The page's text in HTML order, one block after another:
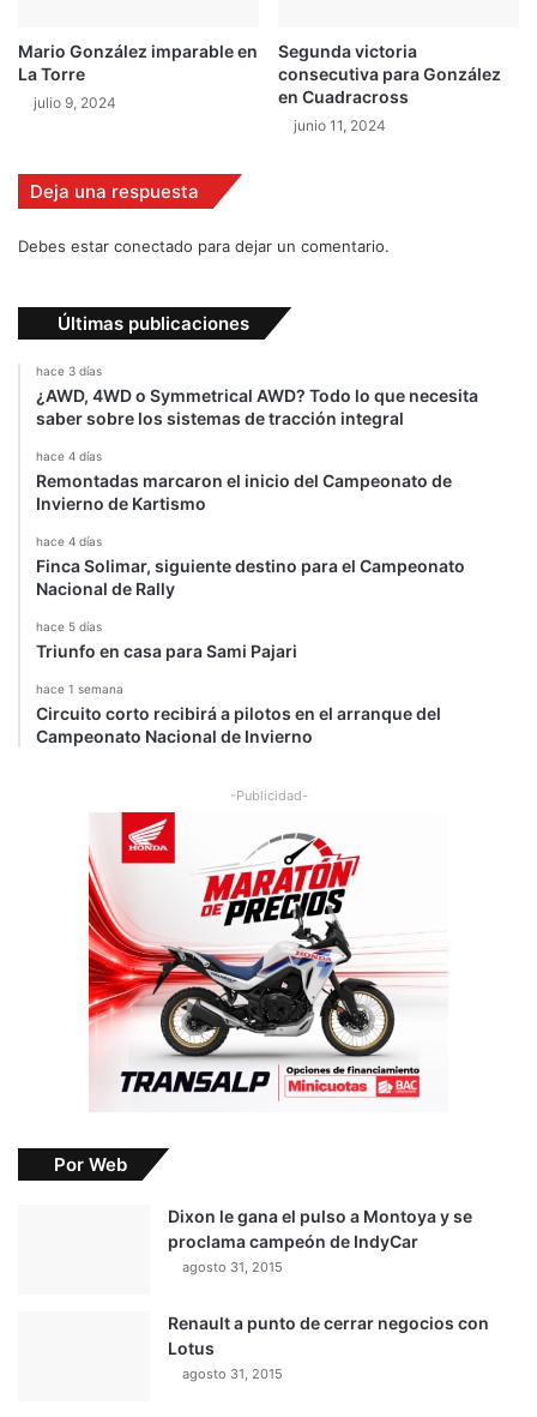
e
c
l
a
d
a
d
Mario González imparable en
La Torre
julio 9, 2024
Segunda victoria
consecutiva para González
en Cuadracross
junio 11, 2024
Deja una respuesta
Debes estar conectado para dejar un comentario.
Últimas publicaciones
hace 3 días
¿AWD, 4WD o Symmetrical AWD? Todo lo que necesita
saber sobre los sistemas de tracción integral
hace 4 días
Remontadas marcaron el inicio del Campeonato de
Invierno de Kartismo
hace 4 días
Finca Solimar, siguiente destino para el Campeonato
Nacional de Rally
hace 5 días
Triunfo en casa para Sami Pajari
hace 1 semana
Circuito corto recibirá a pilotos en el arranque del
Campeonato Nacional de Invierno
-Publicidad-
Por Web
Dixon le gana el pulso a Montoya y se
proclama campeón de IndyCar
agosto 31, 2015
Renault a punto de cerrar negocios con
Lotus
agosto 31, 2015